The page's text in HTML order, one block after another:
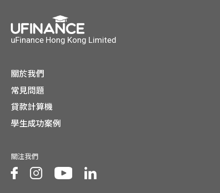
uFinance Hong Kong Limited
關於我們
常見問題
貸款計算機
學生成功案例
關注我們